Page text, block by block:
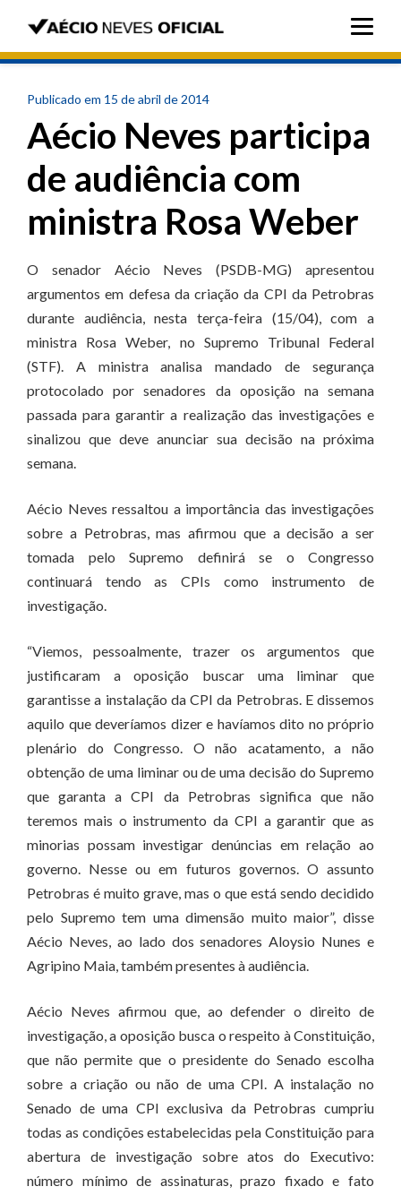
Publicado em 15 de abril de 2014
Aécio Neves participa
de audiência com
ministra Rosa Weber
O senador Aécio Neves (PSDB-MG) apresentou
argumentos em defesa da criação da CPI da Petrobras
durante audiência, nesta terça-feira (15/04), com a
ministra Rosa Weber, no Supremo Tribunal Federal
(STF). A ministra analisa mandado de segurança
protocolado por senadores da oposição na semana
passada para garantir a realização das investigações e
sinalizou que deve anunciar sua decisão na próxima
semana.
Aécio Neves ressaltou a importância das investigações
sobre a Petrobras, mas afirmou que a decisão a ser
tomada pelo Supremo definirá se o Congresso
continuará tendo as CPIs como instrumento de
investigação.
“Viemos, pessoalmente, trazer os argumentos que
justificaram a oposição buscar uma liminar que
garantisse a instalação da CPI da Petrobras. E dissemos
aquilo que deveríamos dizer e havíamos dito no próprio
plenário do Congresso. O não acatamento, a não
obtenção de uma liminar ou de uma decisão do Supremo
que garanta a CPI da Petrobras significa que não
teremos mais o instrumento da CPI a garantir que as
minorias possam investigar denúncias em relação ao
governo. Nesse ou em futuros governos. O assunto
Petrobras é muito grave, mas o que está sendo decidido
pelo Supremo tem uma dimensão muito maior”, disse
Aécio Neves, ao lado dos senadores Aloysio Nunes e
Agripino Maia, também presentes à audiência.
Aécio Neves afirmou que, ao defender o direito de
investigação, a oposição busca o respeito à Constituição,
que não permite que o presidente do Senado escolha
sobre a criação ou não de uma CPI. A instalação no
Senado de uma CPI exclusiva da Petrobras cumpriu
todas as condições estabelecidas pela Constituição para
abertura de investigação sobre atos do Executivo:
número mínimo de assinaturas, prazo fixado e fato